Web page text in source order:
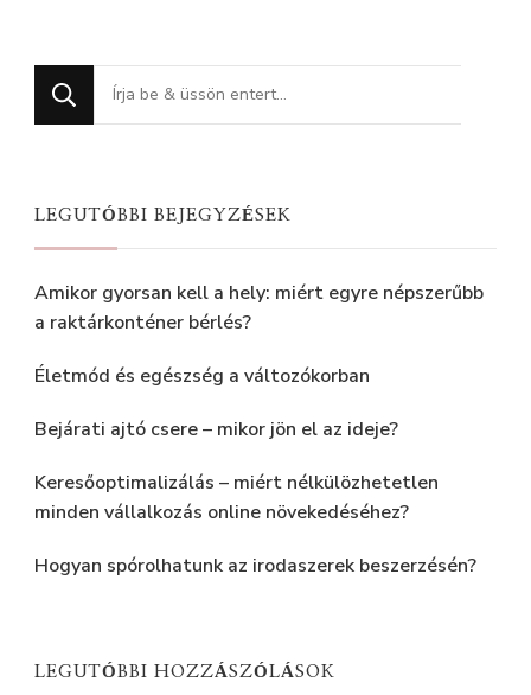
Keres
valamit?
LEGUTÓBBI BEJEGYZÉSEK
Amikor gyorsan kell a hely: miért egyre népszerűbb
a raktárkonténer bérlés?
Életmód és egészség a változókorban
Bejárati ajtó csere – mikor jön el az ideje?
Keresőoptimalizálás – miért nélkülözhetetlen
minden vállalkozás online növekedéséhez?
Hogyan spórolhatunk az irodaszerek beszerzésén?
LEGUTÓBBI HOZZÁSZÓLÁSOK